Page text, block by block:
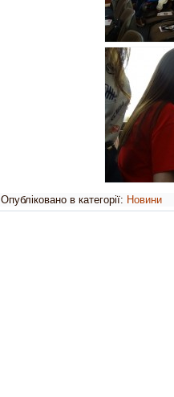
Опубліковано в категорії: Новини